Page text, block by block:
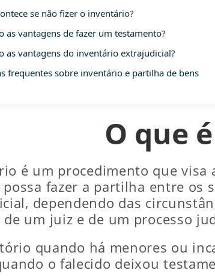
se não fizer o inventário?
as vantagens de fazer um testamento?
as vantagens do inventário extrajudicial?
frequentes sobre inventário e partilha de bens
O que
é um procedimento que visa
possa fazer a partilha entre
dependendo das
um juiz e de um processo
quando há menores ou
o falecido deixou